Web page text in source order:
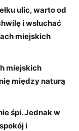
ulic,​ warto ⁢od⁤
i ​wsłuchać
⁤miejskich
miejskich
między ​naturą
śpi. Jednak w
i⁢